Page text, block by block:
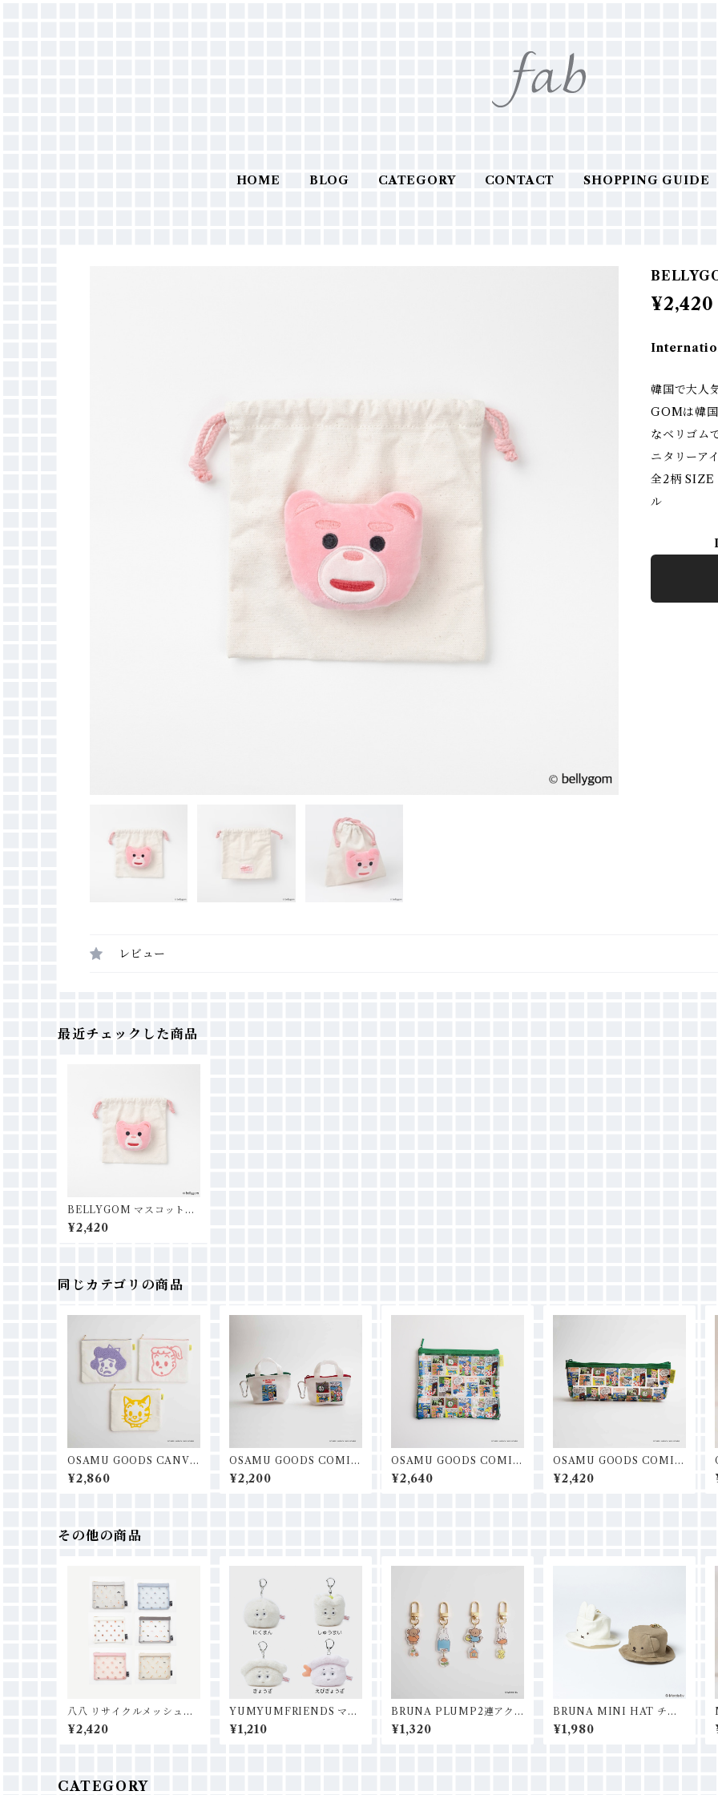
HOME BLOG CATEGORY CONTACT SHOPPING GUIDE
¥2,420
韓国で大人
GOMは韓
なベリゴム
ニタリーア
全2柄 SIZE
ル
レビュー
最近チェックした商品
BELLYGOM マスコット付
き巾着
¥2,420
同じカテゴリの商品
OSAMU GOODS CANVA
S SAGARAフラットポーチ
¥2,860
OSAMU GOODS COMIC
ミニトートチャーム
¥2,200
OSAMU GOODS COMIC
フラットポーチ
¥2,640
OSAMU GOODS COMIC
横長ポーチ
¥2,420
その他の商品
八八 リサイクルメッシュフ
ラットポーチ
¥2,420
YUMYUMFRIENDS マス
コットチャーム
¥1,210
BRUNA PLUMP2連アク
リルチャーム
¥1,320
BRUNA MINI HAT チャ
ーム
¥1,980
CATEGORY